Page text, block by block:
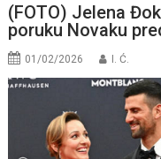
(FOTO) Jelena
poruku Novaku
01/02/2026 I. Ć.